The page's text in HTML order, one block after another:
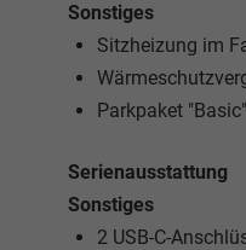
Sonstiges
Sitzheizung im
Parkpaket
Serienausstattung
Sonstiges
2 USB-C-